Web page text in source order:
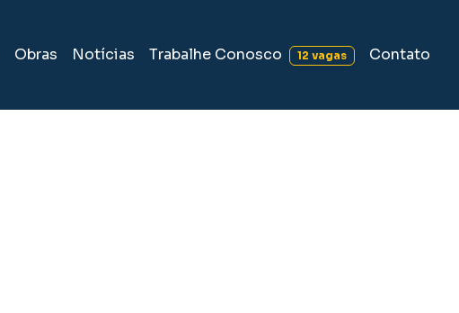
Obras Notícias Trabalhe Conosco 12 vagas Contato